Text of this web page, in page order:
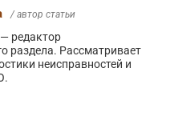
/ автор статьи
редактор
раздела. Рассматривает
неисправностей и